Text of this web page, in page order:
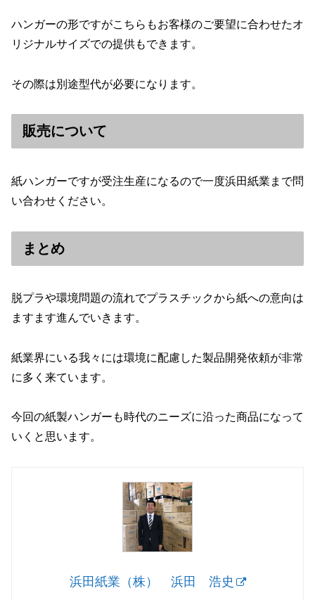
ハンガーの形ですがこちらもお客様のご要望に合わせたオ
リジナルサイズでの提供もできます。
その際は別途型代が必要になります。
販売について
紙ハンガーですが受注生産になるので一度浜田紙業まで問
い合わせください。
まとめ
脱プラや環境問題の流れでプラスチックから紙への意向は
ますます進んでいきます。
紙業界にいる我々には環境に配慮した製品開発依頼が非常
に多く来ています。
今回の紙製ハンガーも時代のニーズに沿った商品になって
いくと思います。
浜田紙業（株） 浜田 浩史